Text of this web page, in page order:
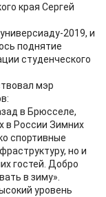
края Сергей
2019, и
поднятие
студенческого
мэр
в Брюсселе,
в России Зимних
спортивные
но и
гостей. Добро
в зиму».
уровень